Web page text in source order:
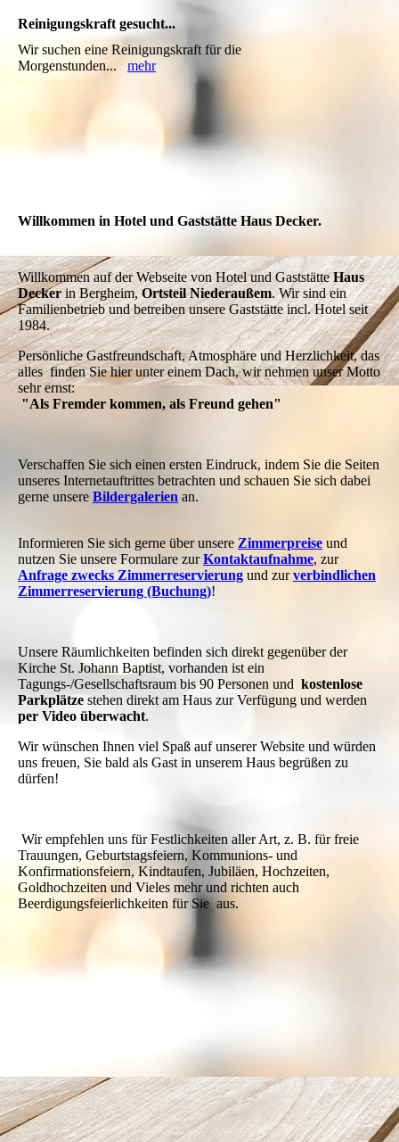
Reinigungskraft gesucht...
Wir suchen eine Reinigungskraft für die
Morgenstunden... mehr
Willkommen in Hotel und Gaststätte Haus Decker.
Willkommen auf der Webseite von Hotel und GaststätteHaus
Deckerin Bergheim,Ortsteil Niederaußem. Wir sind ein
Familienbetrieb und betreiben unsere Gaststätte incl. Hotel seit
1984.
Persönliche Gastfreundschaft, Atmosphäre und Herzlichkeit, das
alles finden Sie hier unter einem Dach, wir nehmen unser Motto
sehr ernst:
"Als Fremder kommen, als Freund gehen"
Verschaffen Sie sich einen ersten Eindruck, indem Sie die Seiten
unseres Internetauftrittes betrachten und schauen Sie sich dabei
gerne unsere Bildergalerien an.
Informieren Sie sich gerne über unsere Zimmerpreise und
nutzen Sie unsere Formulare zurKontaktaufnahme, zur
Anfrage zwecks Zimmerreservierung und zurverbindlichen
Zimmerreservierung (Buchung)!
Unsere Räumlichkeiten befinden sich direkt gegenüber der
Kirche St. Johann Baptist, vorhanden ist ein
Tagungs-/Gesellschaftsraum bis 90 Personen und kostenlose
Parkplätze stehen direkt am Haus zur Verfügung und werden
per Video überwacht.
Wir wünschen Ihnen viel Spaß auf unserer Website und würden
uns freuen, Sie bald als Gast in unserem Haus begrüßen zu
dürfen!
Wir empfehlen uns für Festlichkeiten aller Art, z. B. für freie
Trauungen, Geburtstagsfeiern, Kommunions- und
Konfirmationsfeiern, Kindtaufen, Jubiläen, Hochzeiten,
Goldhochzeiten und Vieles mehr und richten auch
Beerdigungsfeierlichkeiten für Sie aus.